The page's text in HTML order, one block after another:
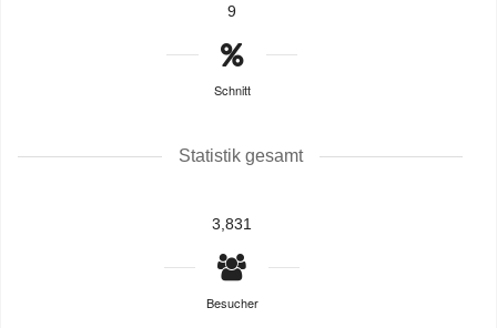
9
Schnitt
Statistik gesamt
3,831
Besucher